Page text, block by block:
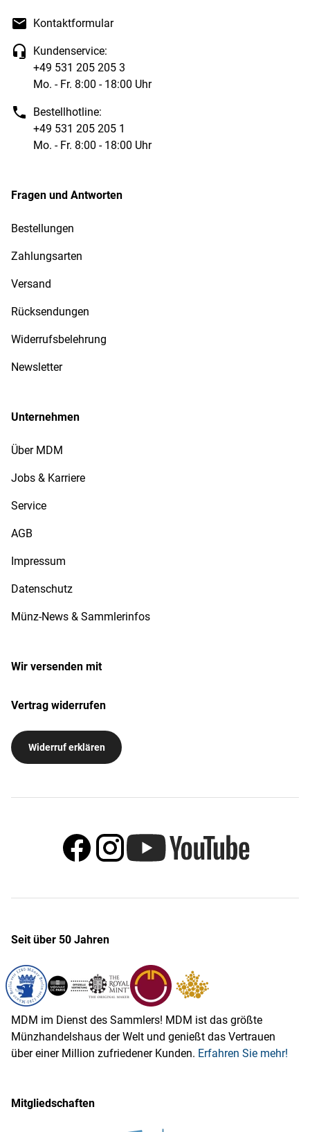
Kontaktformular
Kundenservice:
+49 531 205 205 3
Mo. - Fr. 8:00 - 18:00 Uhr
Bestellhotline:
+49 531 205 205 1
Mo. - Fr. 8:00 - 18:00 Uhr
Fragen und Antworten
Bestellungen
Zahlungsarten
Versand
Rücksendungen
Widerrufsbelehrung
Newsletter
Unternehmen
Über MDM
Jobs & Karriere
Service
AGB
Impressum
Datenschutz
Münz-News & Sammlerinfos
Wir versenden mit
Vertrag widerrufen
Widerruf erklären
Seit über 50 Jahren
MDM im Dienst des Sammlers! MDM ist das größte
Münzhandelshaus der Welt und genießt das Vertrauen
über einer Million zufriedener Kunden. Erfahren Sie mehr!
Mitgliedschaften